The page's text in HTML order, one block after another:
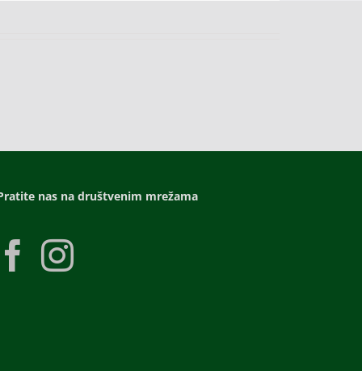
nas na društvenim mrežama